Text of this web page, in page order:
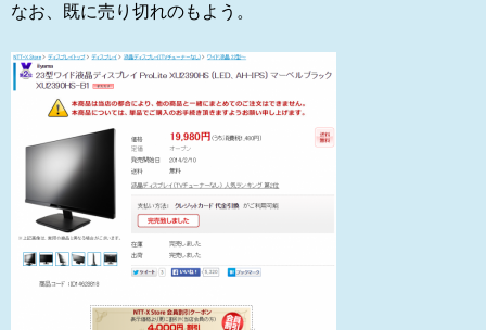
なお、既に売り切れのもよう。